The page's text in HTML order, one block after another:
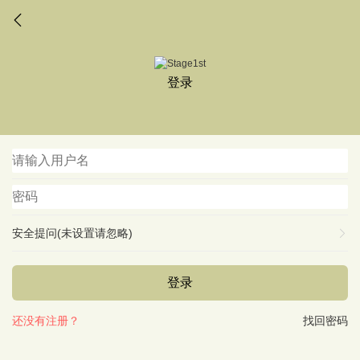
登录
安全提问(未设置请忽略)
登录
找回密码
还没有注册？